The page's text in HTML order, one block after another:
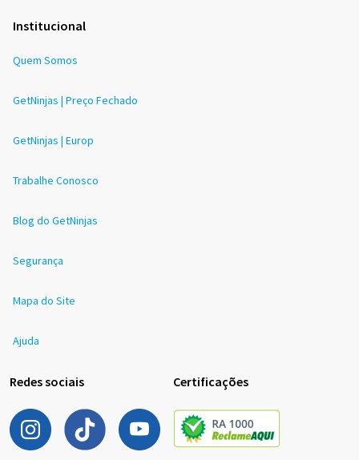
Institucional
Quem Somos
GetNinjas | Preço Fechado
GetNinjas | Europ
Trabalhe Conosco
Blog do GetNinjas
Segurança
Mapa do Site
Ajuda
Redes sociais Certificações